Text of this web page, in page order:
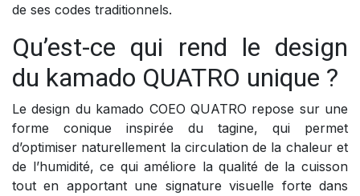
de ses codes traditionnels.
Qu’est-ce qui rend le design
du kamado QUATRO unique ?
Le design du kamado COEO QUATRO repose sur une
forme conique inspirée du tagine, qui permet
d’optimiser naturellement la circulation de la chaleur et
de l’humidité, ce qui améliore la qualité de la cuisson
tout en apportant une signature visuelle forte dans